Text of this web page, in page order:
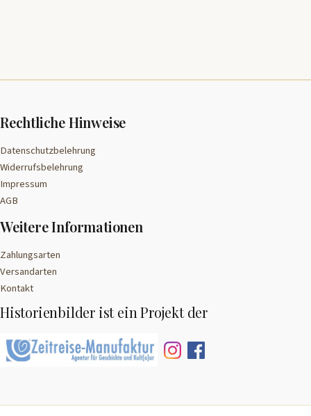
Rechtliche Hinweise
Datenschutzbelehrung
Widerrufsbelehrung
Impressum
AGB
Weitere Informationen
Zahlungsarten
Versandarten
Kontakt
Historienbilder ist ein Projekt der